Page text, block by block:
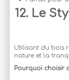
12. Le
Utilisant du bois
nature et la
Pourquoi choisir